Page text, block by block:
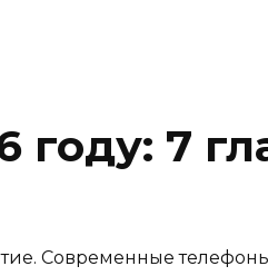
году: 7
Современные